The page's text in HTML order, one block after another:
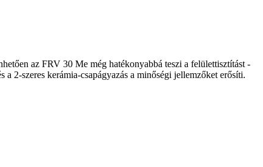
az FRV 30 Me még hatékonyabbá teszi a felülettisztítást -
2-szeres kerámia-csapágyazás a minőségi jellemzőket erősíti.